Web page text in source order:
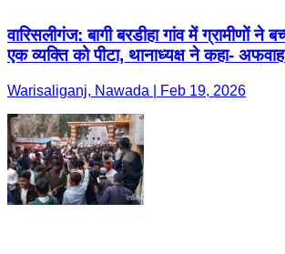
वारिसलीगंज: बागी बरडीहा गांव में ग्रामीणों ने
एक व्यक्ति को पीटा, थानाध्यक्ष ने कहा-
Warisaliganj, Nawada | Feb 19, 2026